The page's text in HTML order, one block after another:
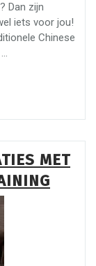
Dan zijn
iets voor jou!
Chinese
MET